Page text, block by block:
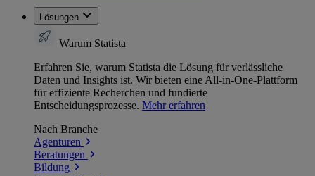
Lösungen
Warum Statista
Erfahren Sie, warum Statista die Lösung für verlässliche
Daten und Insights ist. Wir bieten eine All-in-One-Plattform
für effiziente Recherchen und fundierte
Entscheidungsprozesse. Mehr erfahren
Nach Branche
Agenturen
Beratungen
Bildung